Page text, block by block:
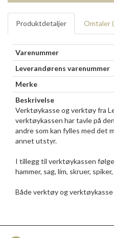
Produktdetaljer Omtaler (
Varenummer
Leverandørens varenummer
Merke
Beskrivelse
Verktøykasse og verktøy fra
verktøykassen har tavle på
andre som kan fylles med det
annet utstyr.
I tillegg til verktøykassen
hammer, sag, lim, skruer,
Både verktøy og